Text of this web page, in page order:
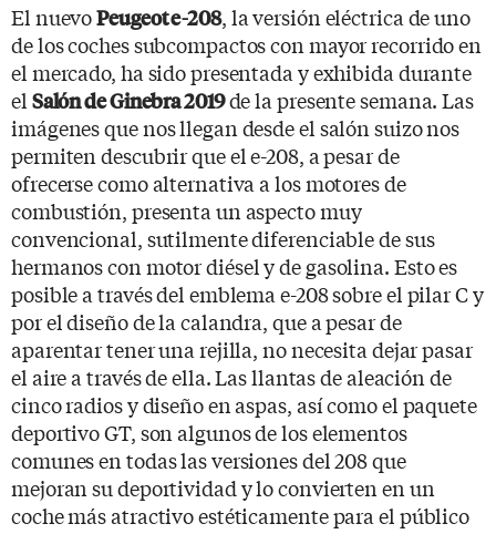
El nuevoPeugeot e-208, la versión eléctrica de uno
de los coches subcompactos con mayor recorrido en
el mercado, ha sido presentada y exhibida durante
el Salón de Ginebra 2019de la presente semana. Las
imágenes que nos llegan desde el salón suizo nos
permiten descubrir que el e-208, a pesar de
ofrecerse como alternativa a los motores de
combustión, presenta un aspecto muy
convencional, sutilmente diferenciable de sus
hermanos con motor diésel y de gasolina. Esto es
posible a través del emblema e-208 sobre el pilar C y
por el diseño de la calandra, que a pesar de
aparentar tener una rejilla, no necesita dejar pasar
el aire a través de ella. Las llantas de aleación de
cinco radios y diseño en aspas, así como el paquete
deportivo GT, son algunos de los elementos
comunes en todas las versiones del 208 que
mejoran su deportividad y lo convierten en un
coche más atractivo estéticamente para el público